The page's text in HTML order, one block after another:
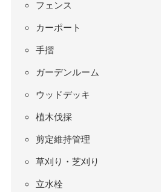
フェンス
カーポート
手摺
ガーデンルーム
ウッドデッキ
植木伐採
剪定維持管理
草刈り・芝刈り
立水栓